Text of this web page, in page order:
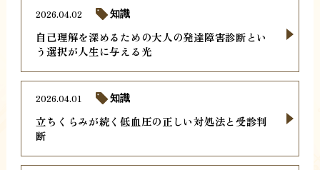
自己理解を深めるための大人の発達障害診断とい
う選択が人生に与える光
2026.04.02 知識
立ちくらみが続く低血圧の正しい対処法と受診判
断
2026.04.01 知識